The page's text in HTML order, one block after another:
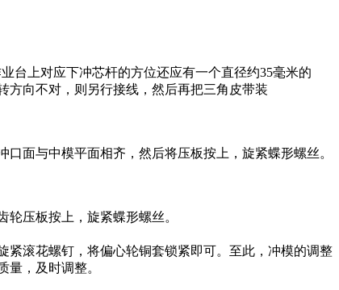
台上对应下冲芯杆的方位还应有一个直径约35毫米的
方向不对，则另行接线，然后再把三角皮带装
面与中模平面相齐，然后将压板按上，旋紧蝶形螺丝。
压板按上，旋紧蝶形螺丝。
滚花螺钉，将偏心轮铜套锁紧即可。至此，冲模的调整
，及时调整。